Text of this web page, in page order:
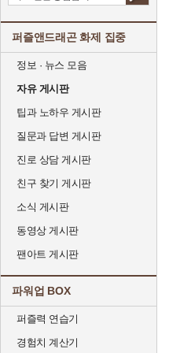
퍼즐앤드래곤 화제 집중
정보 · 뉴스 모음
자유 게시판
팁과 노하우 게시판
질문과 답변 게시판
진로 상담 게시판
친구 찾기 게시판
소식 게시판
동영상 게시판
팬아트 게시판
파워업 BOX
퍼즐력 연습기
경험치 계산기